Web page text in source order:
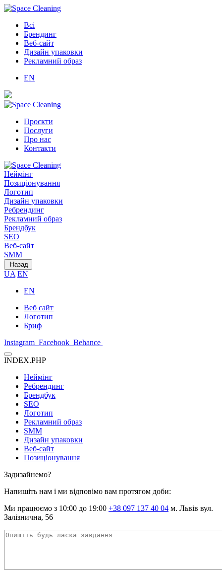
Всі
Брендинг
Веб-сайт
Дизайн упаковки
Рекламний образ
EN
Проєкти
Послуги
Про нас
Контакти
Неймінг
Позиціонування
Логотип
Дизайн упаковки
Ребрендинг
Рекламний образ
Брендбук
SEO
Веб-сайт
SMM
Назад
UA EN
EN
Веб сайт
Логотип
Бриф
Instagram Facebook Behance
INDEX.PHP
Неймінг
Ребрендинг
Брендбук
SEO
Логотип
Рекламний образ
SMM
Дизайн упаковки
Веб-сайт
Позиціонування
Задизайнемо?
Напишіть нам і ми відповімо вам протягом доби:
Ми працюємо з 10:00 до 19:00 +38 097 137 40 04 м. Львів вул.
Залізнична, 56